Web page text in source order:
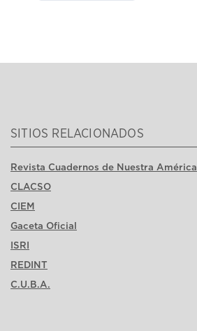
SITIOS RELACIONADOS
Revista Cuadernos de Nuestra América
CLACSO
CIEM
Gaceta Oficial
ISRI
REDINT
C.U.B.A.